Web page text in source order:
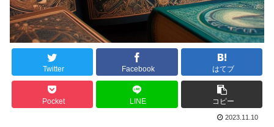
Twitter Facebook はてブ
Pocket LINE コピー
2023.11.10